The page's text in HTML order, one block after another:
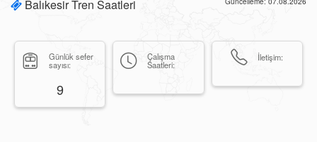
Balıkesir Tren Saatleri
Günlük sefer
sayısı:
9
Çalışma
Saatleri:
İletişim: